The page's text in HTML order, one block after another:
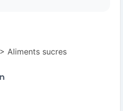
> Aliments sucres